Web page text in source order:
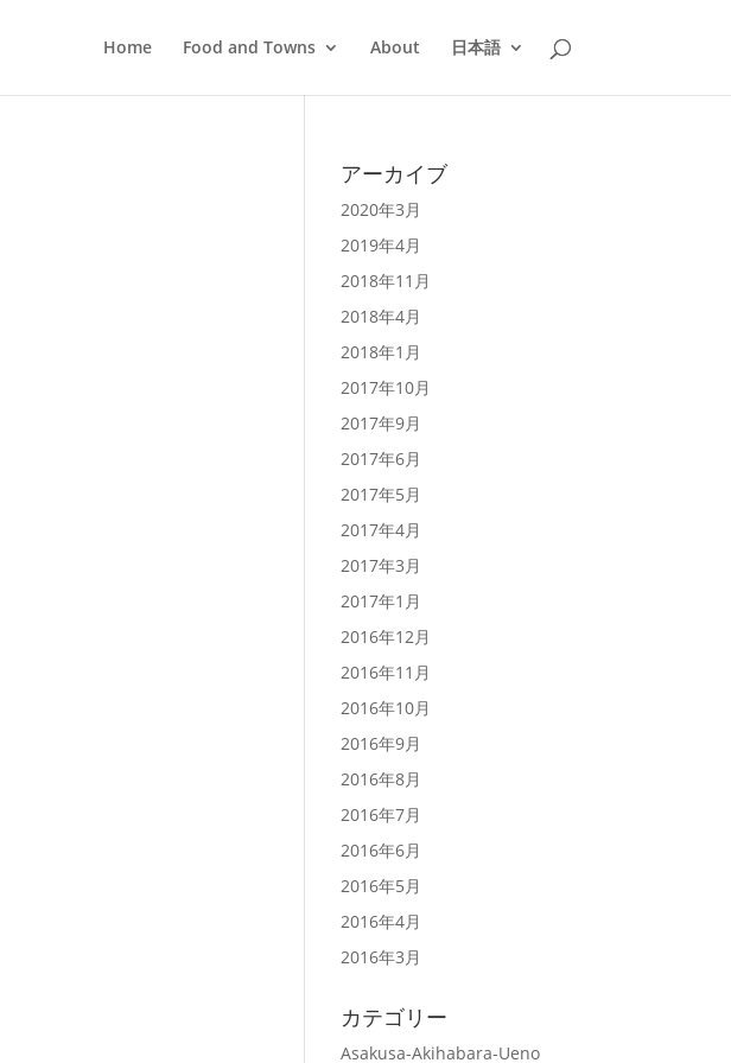
Home Food and Towns About 日本語
アーカイブ
2020年3月
2019年4月
2018年11月
2018年4月
2018年1月
2017年10月
2017年9月
2017年6月
2017年5月
2017年4月
2017年3月
2017年1月
2016年12月
2016年11月
2016年10月
2016年9月
2016年8月
2016年7月
2016年6月
2016年5月
2016年4月
2016年3月
カテゴリー
Asakusa-Akihabara-Ueno